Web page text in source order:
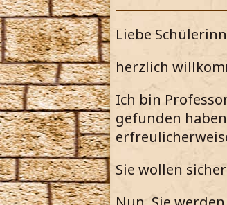
Liebe
herzlich
Ich bin
gefunden
Sie wollen